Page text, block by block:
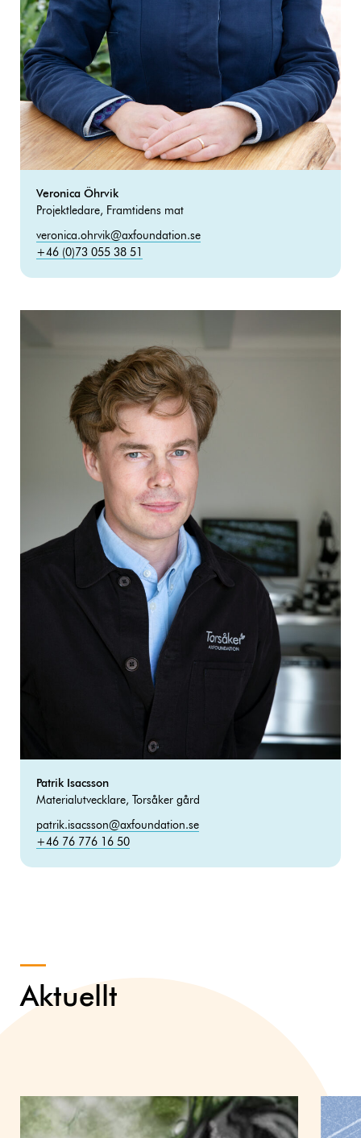
Veronica Öhrvik
Projektledare, Framtidens mat
veronica.ohrvik@axfoundation.se
+46 (0)73 055 38 51
Patrik Isacsson
Materialutvecklare, Torsåker gård
patrik.isacsson@axfoundation.se
+46 76 776 16 50
Aktuellt